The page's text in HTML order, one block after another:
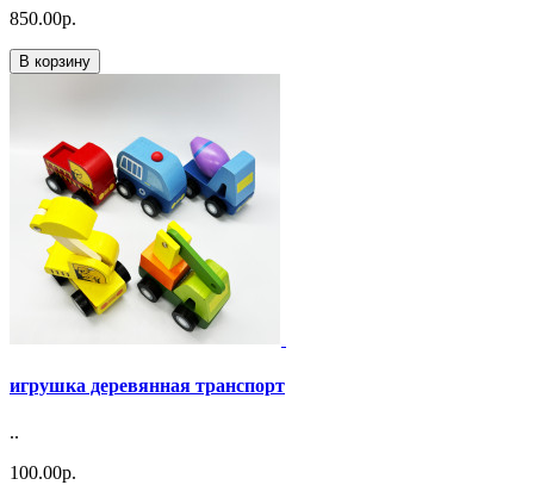
850.00р.
В корзину
игрушка деревянная транспорт
..
100.00р.